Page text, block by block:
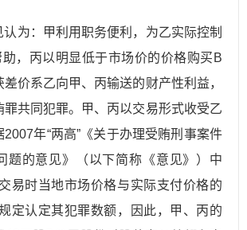
认为：甲利用职务便利，为乙实际控制
，丙以明显低于市场价的价格购买B
价系乙向甲、丙输送的财产性利益，
罪共同犯罪。甲、丙以交易形式收受乙
年“两高”《关于办理受贿刑事案件
题的意见》（以下简称《意见》）中
易时当地市场价格与实际支付价格的
定认定其犯罪数额，因此，甲、丙的